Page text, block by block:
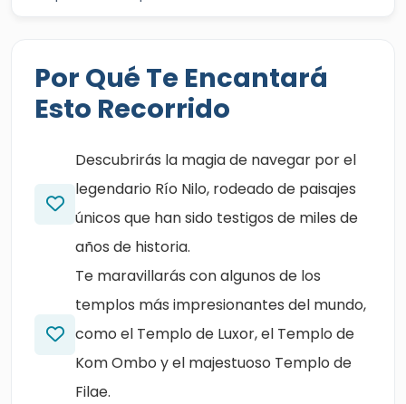
Por Qué Te Encantará
Esto Recorrido
Descubrirás la magia de navegar por el
legendario Río Nilo, rodeado de paisajes
únicos que han sido testigos de miles de
años de historia.
Te maravillarás con algunos de los
templos más impresionantes del mundo,
como el Templo de Luxor, el Templo de
Kom Ombo y el majestuoso Templo de
Filae.